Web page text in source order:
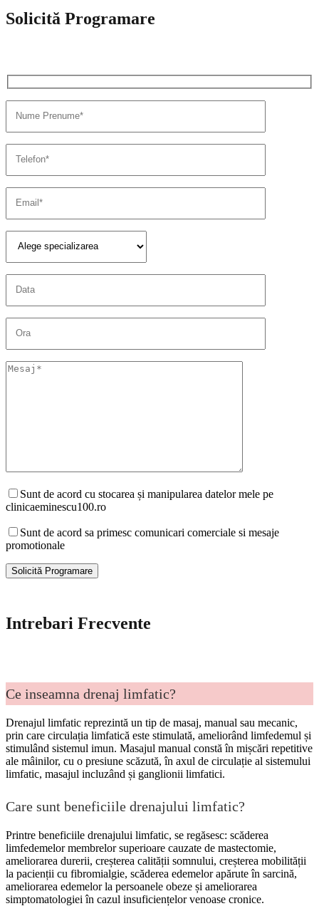
Solicită Programare
Sunt de acord cu stocarea și manipularea datelor mele pe
clinicaeminescu100.ro
Sunt de acord sa primesc comunicari comerciale si mesaje
promotionale
Intrebari Frecvente
Ce inseamna drenaj limfatic?
Drenajul limfatic reprezintă un tip de masaj, manual sau mecanic,
prin care circulația limfatică este stimulată, ameliorând limfedemul și
stimulând sistemul imun. Masajul manual constă în mișcări repetitive
ale mâinilor, cu o presiune scăzută, în axul de circulație al sistemului
limfatic, masajul incluzând și ganglionii limfatici.
Care sunt beneficiile drenajului limfatic?
Printre beneficiile drenajului limfatic, se regăsesc: scăderea
limfedemelor membrelor superioare cauzate de mastectomie,
ameliorarea durerii, creșterea calității somnului, creșterea mobilității
la pacienții cu fibromialgie, scăderea edemelor apărute în sarcină,
ameliorarea edemelor la persoanele obeze și ameliorarea
simptomatologiei în cazul insuficiențelor venoase cronice.